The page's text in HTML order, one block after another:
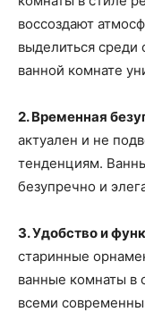
воссоздают
выделиться среди
ванной комнате
2. Временная
актуален и не
тенденциям.
безупречно и
3. Удобство и
старинные
ванные комнаты в
всеми